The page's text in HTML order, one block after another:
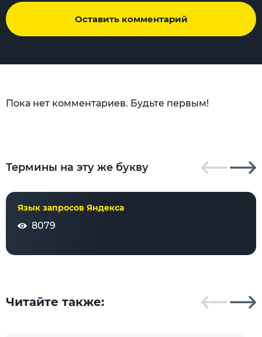
Оставить комментарий
Пока нет комментариев. Будьте первым!
Термины на эту же букву
Язык запросов Яндекса
8079
Читайте также: